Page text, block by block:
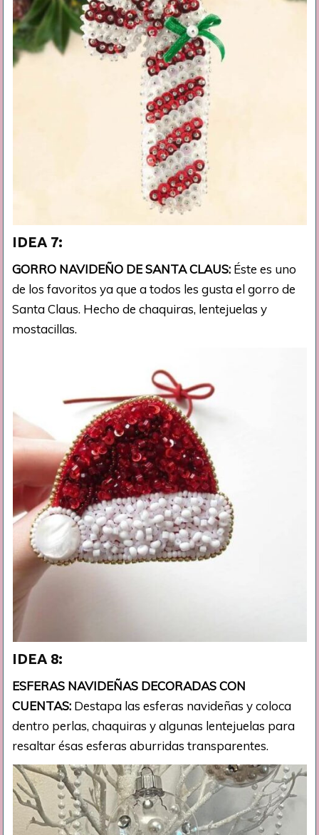
IDEA 7:
GORRO NAVIDEÑO DE SANTA CLAUS: Éste es uno
de los favoritos ya que a todos les gusta el gorro de
Santa Claus. Hecho de chaquiras, lentejuelas y
mostacillas.
IDEA 8:
ESFERAS NAVIDEÑAS DECORADAS CON
CUENTAS: Destapa las esferas navideñas y coloca
dentro perlas, chaquiras y algunas lentejuelas para
resaltar ésas esferas aburridas transparentes.